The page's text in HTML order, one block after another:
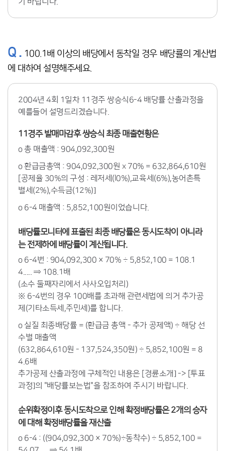
Q . 100.1배 이상의 배당에서 동착일 경우 배당률의 계산법
에 대하여 설명해주세요.
2004년 4회 1일차 11경주 쌍승식6-4 배당률 산출과정을
예를들어 설명드리겠습니다.
11경주 발매마감후 쌍승식 최종 매출현황은
o 총 매출액 : 904,092,300원
o 환급금총액 : 904,092,300원 x 70% = 632,864,610원
[공제율 30%의 구성 : 레저세(l0%),교육세(6%),농어촌특
별세(2%),수득금(12%)]
o 6-4 매출액 : 5,852,100원이었습니다.
배당률모니터에 표출된 최종 배당률은 동시도착이 아니라
는 전제하에 배당률이 계산됩니다.
o 6-4번 : 904,092,300 × 70% ÷ 5,852,100 = 108.1
4..... ⇒ 108.1배
(소수 둘째자리에서 사사오입처리)
※ 6-4번의 경우 100배를 초과해 관련세법에 의거 추가공
제(기타소득세,주민세)를 합니다.
o 실질 최종배당률 = (환급금 총액 - 추가 공제액) ÷ 해당 선
수별 매출액
(632,864,610원 - 137,524,350원) ÷ 5,852,100원 = 8
4.6배
추가공제 산출과정에 구체적인 내용은 [경륜소개] -> [투표
과정]의 "배당률보는법"을 참조하여 주시기 바랍니다.
순위확정이후 동시도착으로 인해 확정배당률은 2개의 승자
에 대해 확정배당률을 재산출
o 6-4 : ((904,092,300 × 70%)÷동착수) ÷ 5,852,100 =